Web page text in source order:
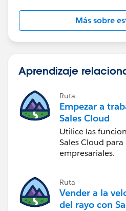
Más sobre
Aprendizaje
Ruta
Empezar a
Sales Cloud
Utilice las
Sales Cloud
empresariales.
Ruta
Vender a la
del rayo con